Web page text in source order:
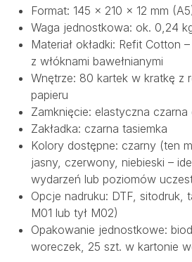
Format: 145 × 210 × 12 mm
Waga jednostkowa: ok. 0,24
Materiał okładki: Refit Cotton
z włóknami bawełnianymi
Wnętrze: 80 kartek w kratkę z
papieru
Zamknięcie: elastyczna czarna
Zakładka: czarna tasiemka
Kolory dostępne: czarny (ten
jasny, czerwony, niebieski –
wydarzeń lub poziomów
Opcje nadruku: DTF, sitodruk,
M01 lub tył M02)
Opakowanie jednostkowe:
woreczek, 25 szt. w kartonie